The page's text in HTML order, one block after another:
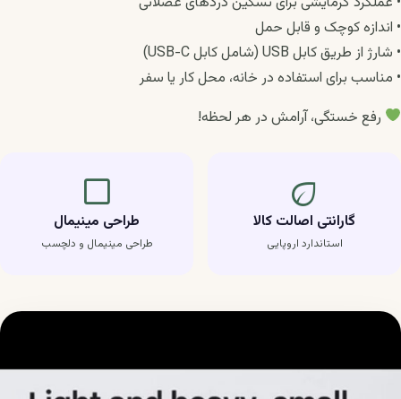
• اندازه کوچک و قابل حمل
• شارژ از طریق کابل USB (شامل کابل USB-C)
• مناسب برای استفاده در خانه، محل کار یا سفر
رفع خستگی، آرامش در هر لحظه!
eco
گارانتی اصالت کالا
استاندارد اروپایی
crop_square
طراحی مینیمال
طراحی مینیمال و دلچسب